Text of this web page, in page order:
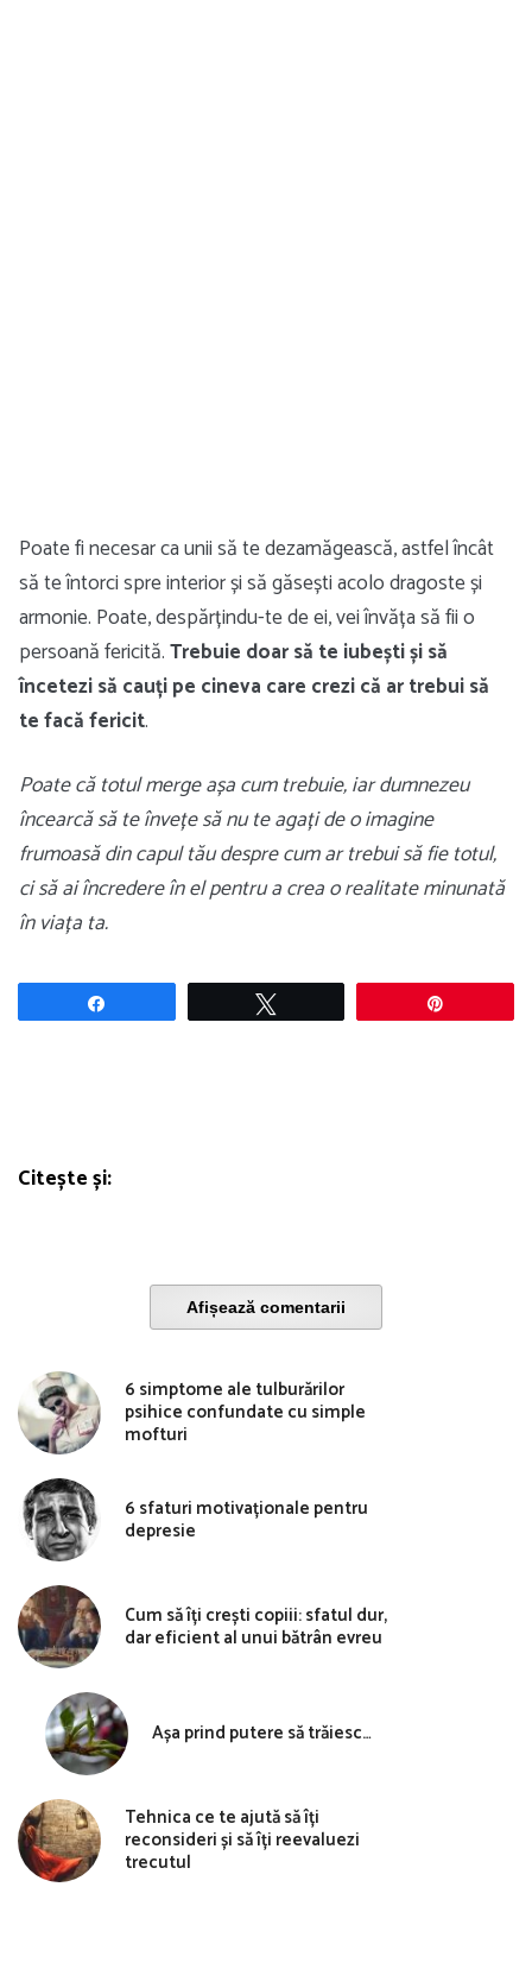
Poate fi necesar ca unii să te dezamăgească, astfel încât
să te întorci spre interior și să găsești acolo dragoste și
armonie. Poate, despărțindu-te de ei, vei învăța să fii o
persoană fericită.Trebuie doar să te iubești și să
încetezi să cauți pe cineva care crezi că ar trebui să
te facă fericit.
Poate că totul merge așa cum trebuie, iar dumnezeu
încearcă să te învețe să nu te agați de o imagine
frumoasă din capul tău despre cum ar trebui să fie totul,
ci să ai încredere în el pentru a crea o realitate minunată
în viața ta.
Citește și:
Afișează comentarii
6 simptome ale tulburărilor
psihice confundate cu simple
mofturi
6 sfaturi motivaționale pentru
depresie
Cum să îți crești copiii: sfatul dur,
dar eficient al unui bătrân evreu
Așa prind putere să trăiesc…
Tehnica ce te ajută să îți
reconsideri și să îți reevaluezi
trecutul